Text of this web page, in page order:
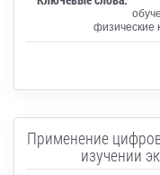
физические
Применение
изучении